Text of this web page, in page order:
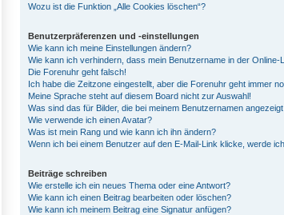
Wozu ist die Funktion „Alle Cookies löschen“?
Benutzerpräferenzen und -einstellungen
Wie kann ich meine Einstellungen ändern?
Wie kann ich verhindern, dass mein Benutzername in der Online-
Die Forenuhr geht falsch!
Ich habe die Zeitzone eingestellt, aber die Forenuhr geht immer
Meine Sprache steht auf diesem Board nicht zur Auswahl!
Was sind das für Bilder, die bei meinem Benutzernamen
Wie verwende ich einen Avatar?
Was ist mein Rang und wie kann ich ihn ändern?
Wenn ich bei einem Benutzer auf den E-Mail-Link klicke, werde
Beiträge schreiben
Wie erstelle ich ein neues Thema oder eine Antwort?
Wie kann ich einen Beitrag bearbeiten oder löschen?
Wie kann ich meinem Beitrag eine Signatur anfügen?